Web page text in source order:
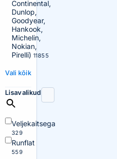
Continental,
Dunlop,
Goodyear,
Hankook,
Michelin,
Nokian,
Pirelli) 11855
Vali kõik
Lisavalikud
Veljekaitsega
329
Runflat
559